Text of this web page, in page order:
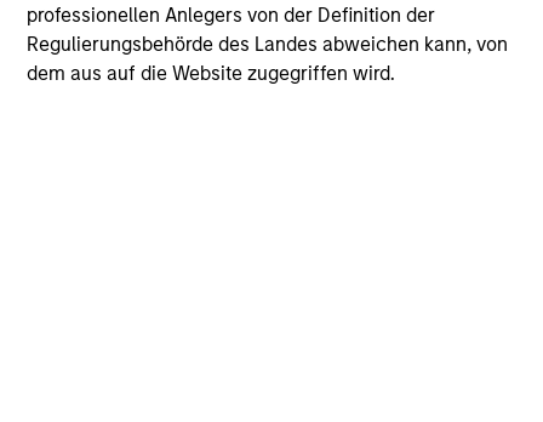
professionellen Anlegers von der Definition der
Regulierungsbehörde des Landes abweichen kann, von
dem aus auf die Website zugegriffen wird.